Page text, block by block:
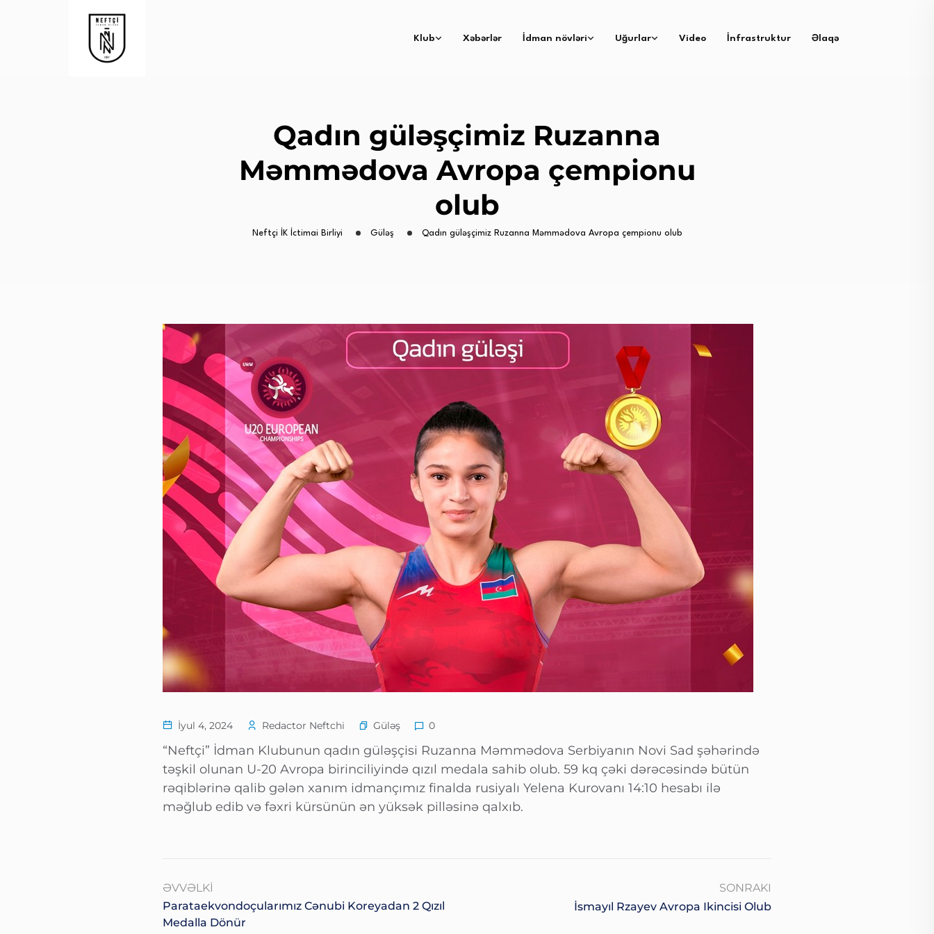
Klub Xəbərlər İdman növləri Uğurlar Video İnfrastruktur Əlaqə
Qadın güləşçimiz Ruzanna
Məmmədova Avropa çempionu
olub
Neftçi İK İctimai Birliyi Güləş Qadın güləşçimiz Ruzanna Məmmədova Avropa çempionu olub
İyul 4, 2024 Redactor Neftchi Güləş 0
“Neftçi” İdman Klubunun qadın güləşçisi Ruzanna Məmmədova Serbiyanın Novi Sad şəhərində
təşkil olunan U-20 Avropa birinciliyində qızıl medala sahib olub. 59 kq çəki dərəcəsində bütün
rəqiblərinə qalib gələn xanım idmançımız finalda rusiyalı Yelena Kurovanı 14:10 hesabı ilə
məğlub edib və fəxri kürsünün ən yüksək pilləsinə qalxıb.
ƏVVƏLKI
Parataekvondoçularımız Cənubi Koreyadan 2 Qızıl
Medalla Dönür
SONRAKI
İsmayıl Rzayev Avropa Ikincisi Olub